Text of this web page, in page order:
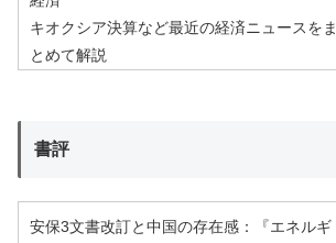
キオクシア決算など最近の経済ニュースをま
とめて解説
書評
安保3文書改訂と中国の存在感：『エネルギ